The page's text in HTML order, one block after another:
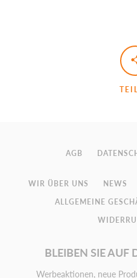
AGB
WIR ÜBER UNS NEWS
ALLGEMEINE
BLEIBEN SIE AUF
Werbeaktionen, neue